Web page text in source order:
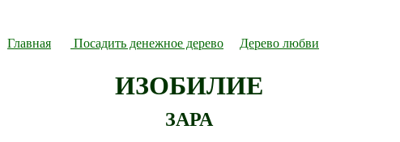
Главная Посадить денежное дерево Дерево любви
ИЗОБИЛИЕ
ЗАРА